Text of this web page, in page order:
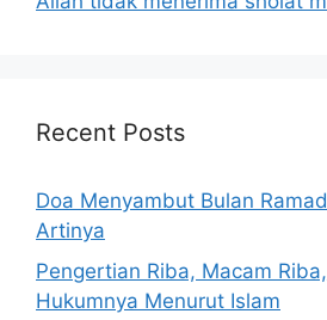
Recent Posts
Doa Menyambut Bulan
Artinya
Pengertian Riba, Macam
Hukumnya Menurut Islam